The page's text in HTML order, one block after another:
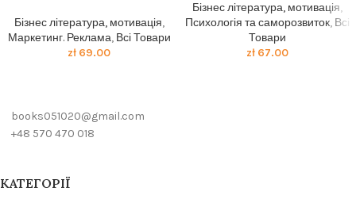
Бізнес література, мотивація,
Маркетинг. Реклама, Всі Товари
zł 69.00
Бізнес література, мотивація,
Психологія та саморозвиток, Всі
Товари
zł67.00
books051020@gmail.com
+48 570 470 018
КАТЕГОРІЇ